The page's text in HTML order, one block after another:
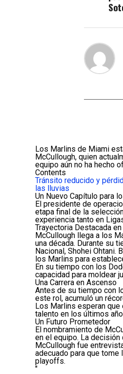
Los Marlins de Miami
McCullough, quien
equipo aún no ha hecho
Contents
Tránsito reducido y
las lluvias
Un Nuevo Capítulo para
El presidente de
etapa final de la
experiencia tanto en
Trayectoria Destacada
McCullough llega a los
una década. Durante su
Nacional, Shohei Ohtani.
los Marlins para
En su tiempo con los
capacidad para moldear
Una Carrera en Ascenso
Antes de su tiempo con
este rol, acumuló un
Los Marlins esperan
talento en los últimos
Un Futuro Prometedor
El nombramiento de
en el equipo. La decisión
McCullough fue
adecuado para que
playoffs.
"